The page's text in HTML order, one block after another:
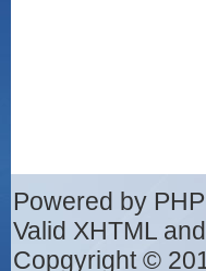
Powered by
Valid XHTML
Copgyright ©